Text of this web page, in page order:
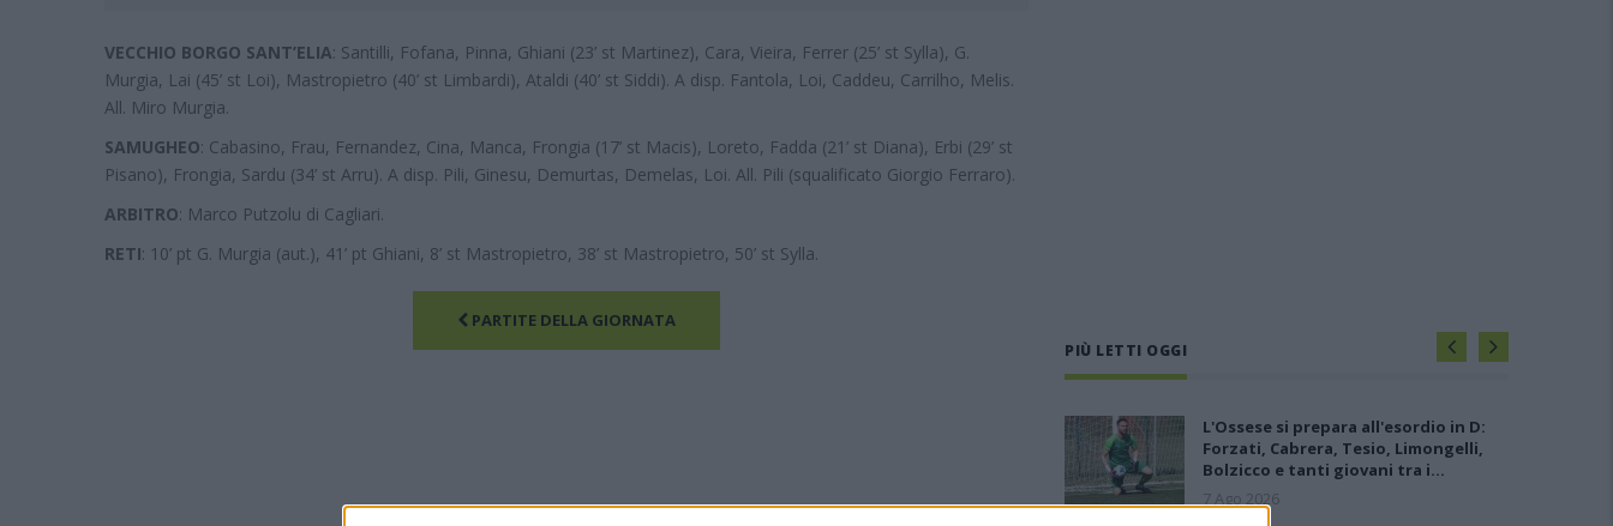
VECCHIO BORGO SANT’ELIA: Santilli, Fofana, Pinna, Ghiani (23’ st Martinez), Cara, Vieira, Ferrer (25’ st Sylla), G.
Murgia, Lai (45’ st Loi), Mastropietro (40’ st Limbardi), Ataldi (40’ st Siddi). A disp. Fantola, Loi, Caddeu, Carrilho, Melis.
All. Miro Murgia.
SAMUGHEO: Cabasino, Frau, Fernandez, Cina, Manca, Frongia (17’ st Macis), Loreto, Fadda (21’ st Diana), Erbi (29’ st
Pisano), Frongia, Sardu (34’ st Arru). A disp. Pili, Ginesu, Demurtas, Demelas, Loi. All. Pili (squalificato Giorgio Ferraro).
ARBITRO: Marco Putzolu di Cagliari.
RETI: 10’ pt G. Murgia (aut.), 41’ pt Ghiani, 8’ st Mastropietro, 38’ st Mastropietro, 50’ st Sylla.
PARTITE DELLA GIORNATA
PIÙ LETTI OGGI
L'Ossese si prepara all'esordio in D:
Forzati, Cabrera, Tesio, Limongelli,
Bolzicco e tanti giovani tra i…
7 Ago 2026